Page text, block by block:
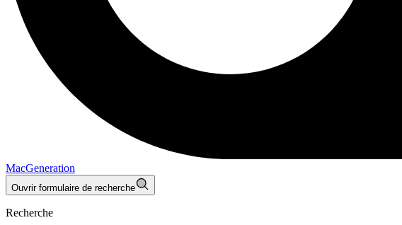
MacGeneration
Ouvrir formulaire de recherche
Recherche